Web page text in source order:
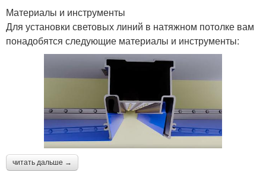
Материалы и инструменты
Для установки световых линий в натяжном потолке вам
понадобятся следующие материалы и инструменты:
читать дальше →